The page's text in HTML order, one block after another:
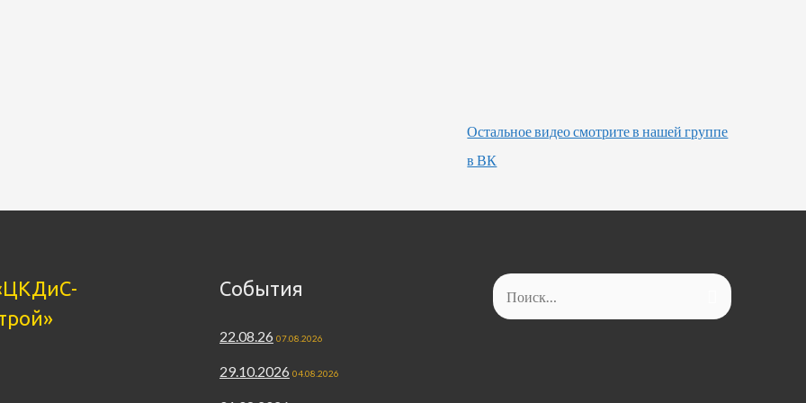
Остальное видео смотрите в нашей группе
в ВК
События
22.08.26 07.08.2026
29.10.2026 04.08.2026